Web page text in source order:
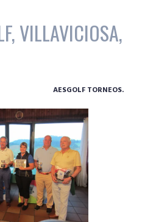
VILLAVICIOSA,
AESGOLF TORNEOS.